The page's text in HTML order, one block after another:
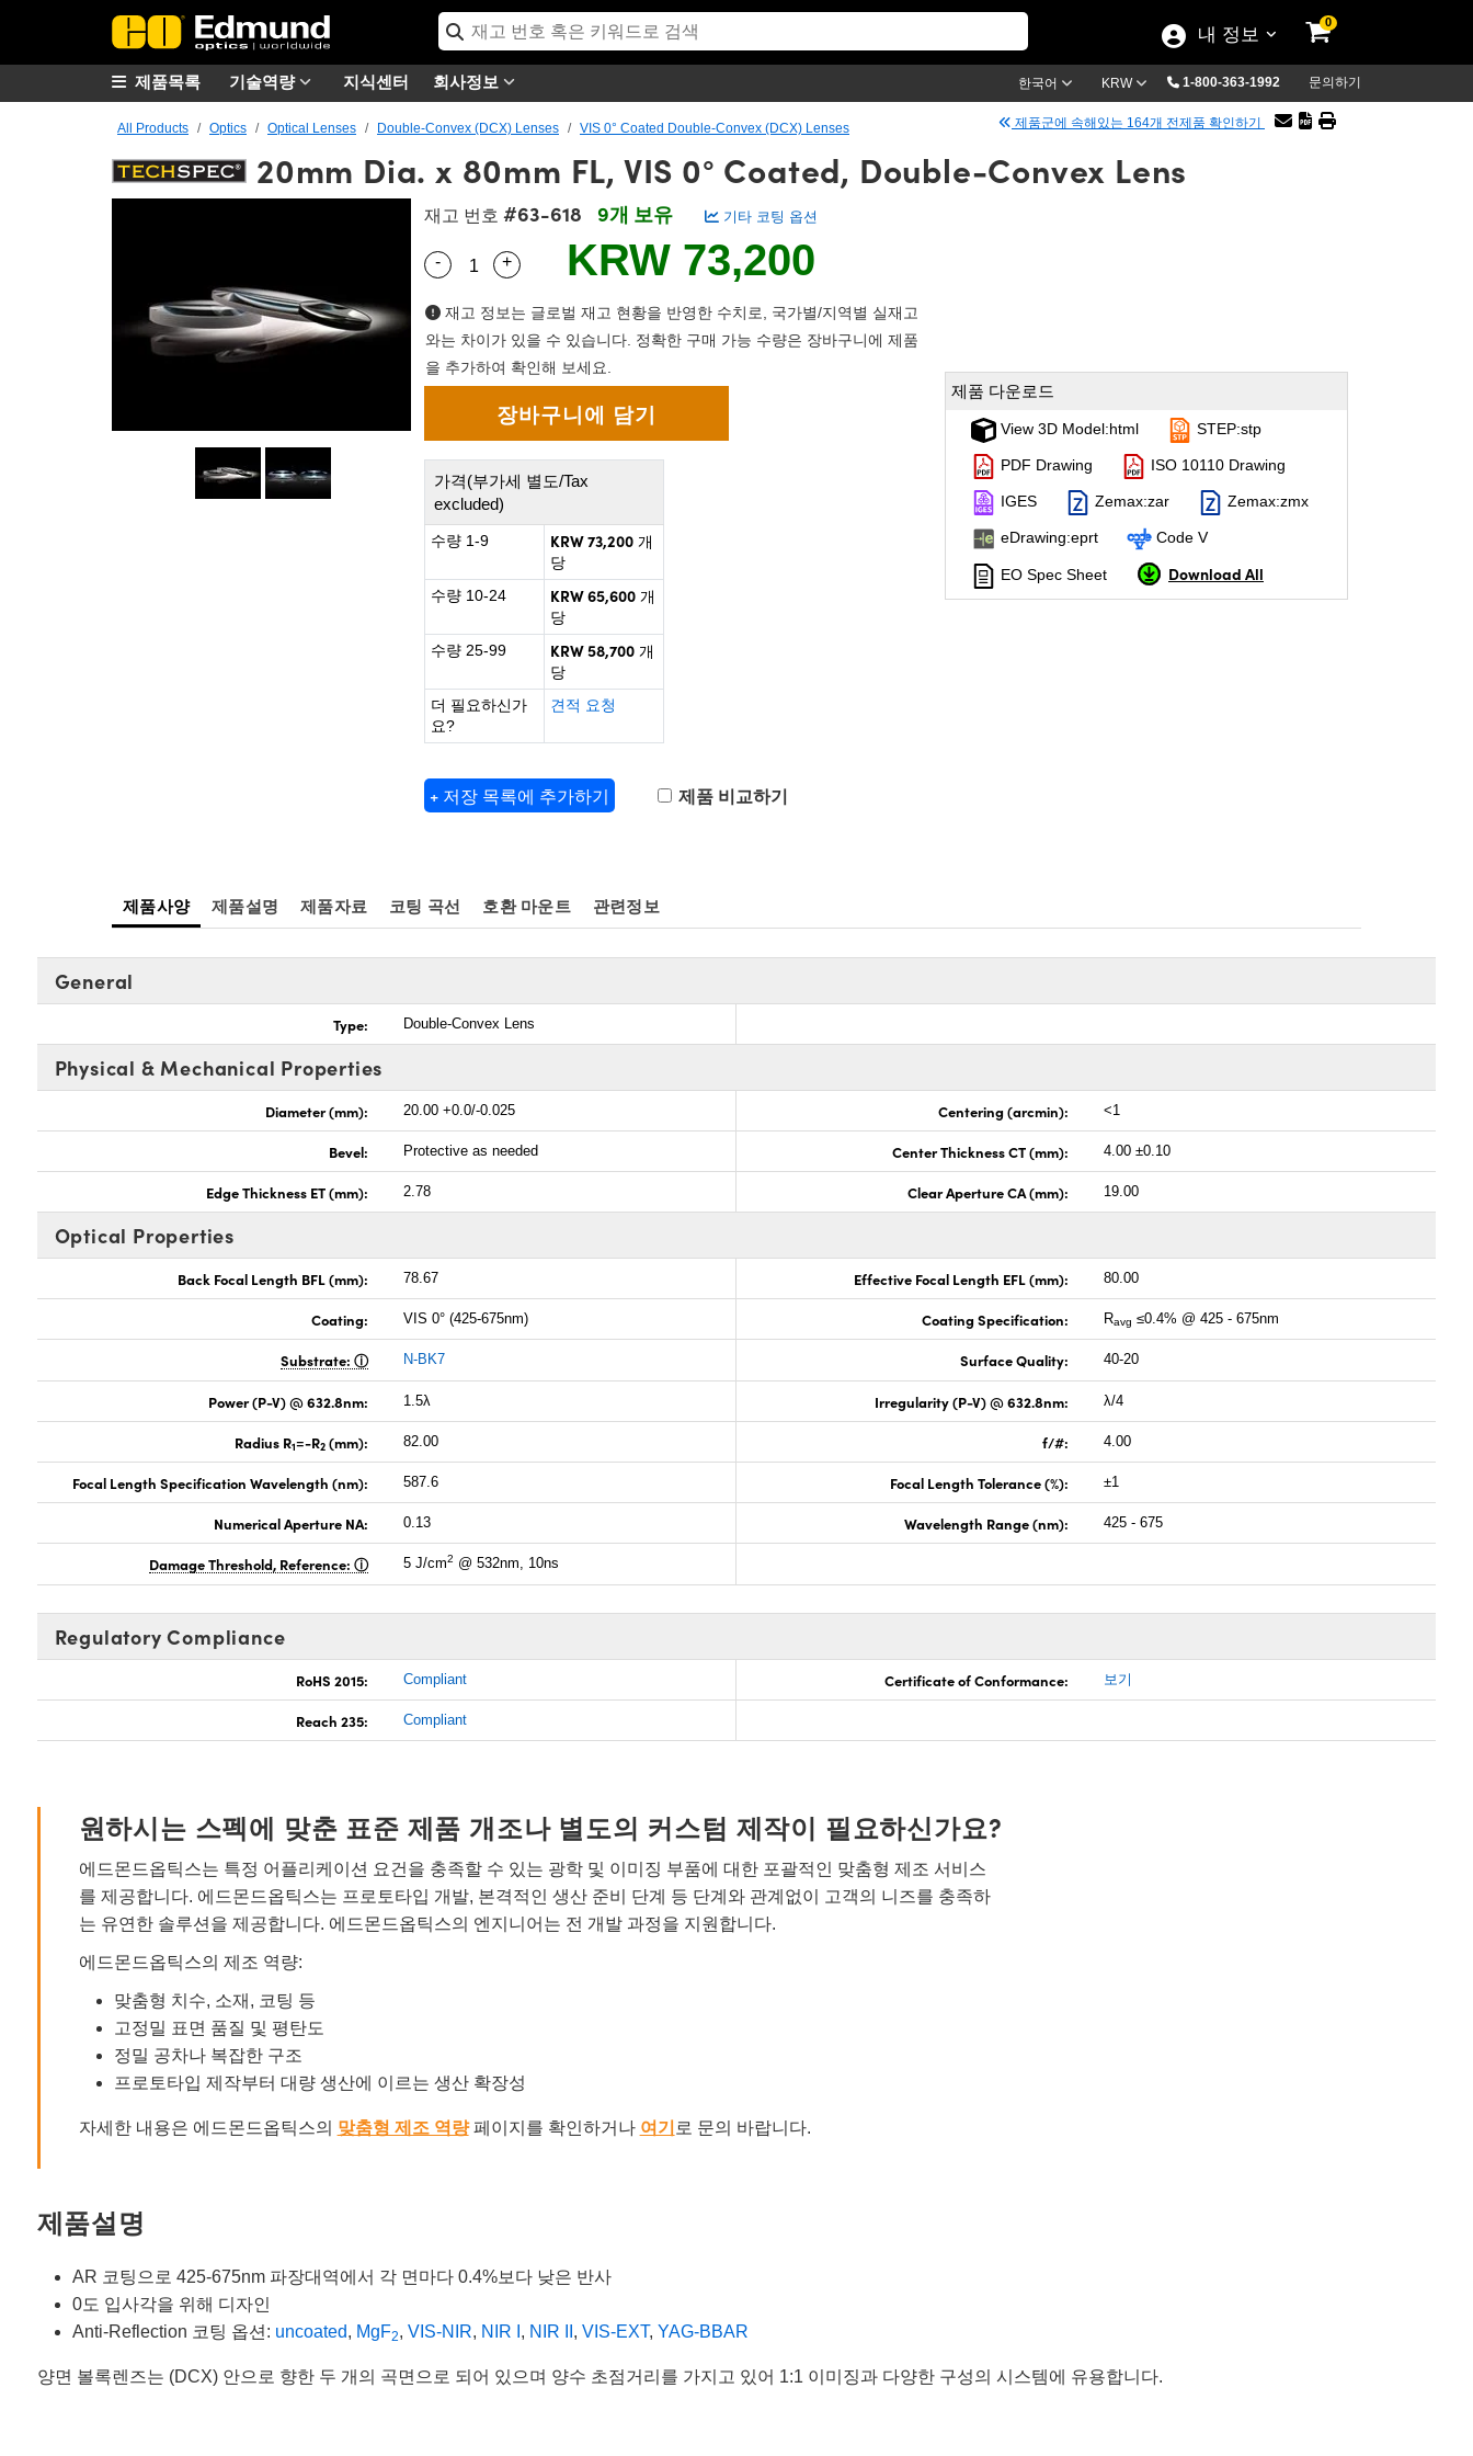
내 정보
0
기술역량 지식센터 회사정보 한국어 KRW 1-800-363-1992 문의하기
제품목록
All Products Optics Optical Lenses Double-Convex (DCX) Lenses VIS 0° Coated Double-Convex (DCX) Lenses 제품군에 속해있는 164개 전제품 확인하기
20mm Dia. x 80mm FL, VIS 0° Coated, Double-Convex Lens
재고 번호 #63-618 9개 보유 기타 코팅 옵션
Quantity Selector
- Use the plus and minus buttons to adjust the quantity.
+ KRW 73,200
재고 정보는 글로벌 재고 현황을 반영한 수치로, 국가별/지역별 실재고
와는 차이가 있을 수 있습니다. 정확한 구매 가능 수량은 장바구니에 제품
을 추가하여 확인해 보세요.
가격(부가세 별도/Tax
excluded)
수량 1-9 KRW 73,200 개
당
수량 10-24
KRW 65,600 개
당
수량 25-99
KRW 58,700 개
당
더 필요하신가
요?
견적 요청
+ 저장 목록에 추가하기 제품 비교하기
제품 다운로드
View 3D Model:html STEP:stp
PDF Drawing ISO 10110 Drawing
IGES Zemax:zar Zemax:zmx
eDrawing:eprt Code V
EO Spec Sheet Download All
제품사양 제품설명 제품자료 코팅 곡선 호환 마운트 관련정보
General
Type: Double-Convex Lens
Physical & Mechanical Properties
Diameter (mm): 20.00 +0.0/-0.025 Centering (arcmin): <1
Bevel: Protective as needed Center Thickness CT (mm): 4.00 ±0.10
Edge Thickness ET (mm): 2.78 Clear Aperture CA (mm): 19.00
Optical Properties
Back Focal Length BFL (mm): 78.67 Effective Focal Length EFL (mm): 80.00
Coating: VIS 0° (425-675nm) Coating Specification: Ravg ≤0.4% @ 425 - 675nm
Substrate: N-BK7 Surface Quality: 40-20
Power (P-V) @ 632.8nm: 1.5λ Irregularity (P-V) @ 632.8nm: λ/4
Radius R1=-R2 (mm): 82.00 f/#: 4.00
Focal Length Specification Wavelength (nm): 587.6 Focal Length Tolerance (%): ±1
Numerical Aperture NA: 0.13 Wavelength Range (nm): 425 - 675
Damage Threshold, Reference: 5 J/cm2 @ 532nm, 10ns
Regulatory Compliance
RoHS 2015: Compliant Certificate of Conformance: 보기
Reach 235: Compliant
원하시는 스펙에 맞춘 표준 제품 개조나 별도의 커스텀 제작이 필요하신가요?
에드몬드옵틱스는 특정 어플리케이션 요건을 충족할 수 있는 광학 및 이미징 부품에 대한 포괄적인 맞춤형 제조 서비스
를 제공합니다. 에드몬드옵틱스는 프로토타입 개발, 본격적인 생산 준비 단계 등 단계와 관계없이 고객의 니즈를 충족하
는 유연한 솔루션을 제공합니다. 에드몬드옵틱스의 엔지니어는 전 개발 과정을 지원합니다.
에드몬드옵틱스의 제조 역량:
맞춤형 치수, 소재, 코팅 등
고정밀 표면 품질 및 평탄도
정밀 공차나 복잡한 구조
프로토타입 제작부터 대량 생산에 이르는 생산 확장성
자세한 내용은 에드몬드옵틱스의 맞춤형 제조 역량페이지를 확인하거나 여기 로 문의 바랍니다.
제품설명
AR 코팅으로 425-675nm 파장대역에서 각 면마다 0.4%보다 낮은 반사
0도 입사각을 위해 디자인
Anti-Reflection 코팅 옵션: uncoated, MgF2, VIS-NIR, NIR I , NIR II , VIS-EXT, YAG-BBAR
양면 볼록렌즈는 (DCX) 안으로 향한 두 개의 곡면으로 되어 있으며 양수 초점거리를 가지고 있어 1:1 이미징과 다양한 구성의 시스템에 유용합니다.